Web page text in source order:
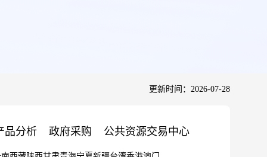
更新时间：2026-07-28
品分析 政府采购 公共资源交易中心